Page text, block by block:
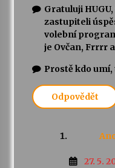
Gratuluji
zastupiteli
volební
je Ovčan, Frrrr
Prostě kdo
Odpovědět
27. 5.